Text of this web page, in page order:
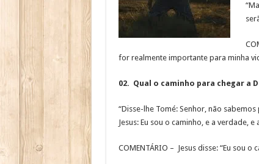
for realmente importante para minha
02. Qual o caminho para chegar a
“Disse-lhe Tomé: Senhor, não
Jesus: Eu sou o caminho, e a verdade,
COMENTÁRIO – Jesus disse: “Eu sou o